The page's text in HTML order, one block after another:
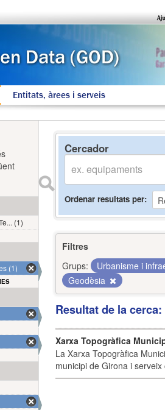
Entitats, àrees i serveis
Cercador
Ordenar resultats per
Filtres
Grups:
Urbanisme i
Geodèsia
Resultat de la
Xarxa Topogràfica
La Xarxa Topogràfica
municipi de Girona i
(1)
(1)